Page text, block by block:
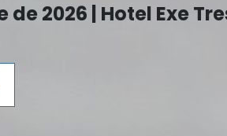
de 2026 | Hotel Exe